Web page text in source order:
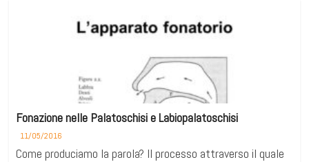
Fonazione nelle Palatoschisi e Labiopalatoschisi
11/05/2016
Come produciamo la parola? Il processo attraverso il quale